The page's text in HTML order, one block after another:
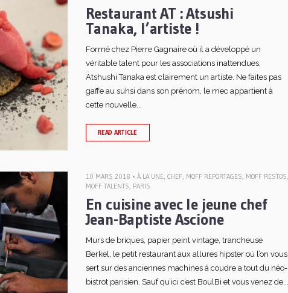
Restaurant AT : Atsushi
Tanaka, l’artiste !
Formé chez Pierre Gagnaire où il a développé un
véritable talent pour les associations inattendues,
Atshushi Tanaka est clairement un artiste. Ne faites pas
gaffe au suhsi dans son prénom, le mec appartient à
cette nouvelle...
READ ARTICLE
10 MARS 2018 • À LA UNE CHEF MOFF REPORTAGES MOFF RESTOS
MOFF TALENTS PARIS
En cuisine avec le jeune chef
Jean-Baptiste Ascione
Murs de briques, papier peint vintage, trancheuse
Berkel, le petit restaurant aux allures hipster où l’on vous
sert sur des anciennes machines à coudre a tout du néo-
bistrot parisien. Sauf qu’ici c’est BoulBi et vous venez de...